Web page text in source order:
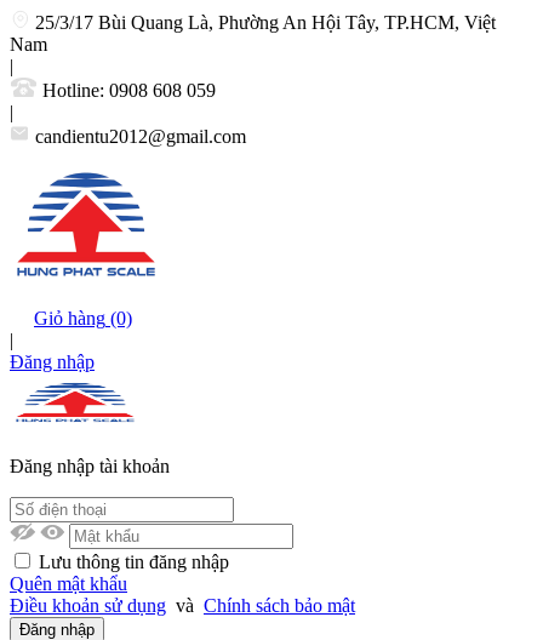
25/3/17 Bùi Quang Là, Phường An Hội Tây, TP.HCM, Việt
Nam
|
Hotline: 0908 608 059
|
candientu2012@gmail.com
Giỏ hàng (0)
|
Đăng nhập
Đăng nhập tài khoản
Lưu thông tin đăng nhập
Quên mật khẩu
Điều khoản sử dụng và Chính sách bảo mật
Đăng nhập